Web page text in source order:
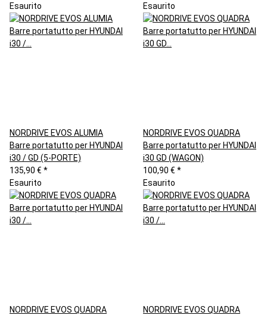
Esaurito
NORDRIVE EVOS ALUMIA
Barre portatutto per HYUNDAI
i30 / GD (5-PORTE)
135,90 € *
Esaurito
NORDRIVE EVOS QUADRA
Barre portatutto per HYUNDAI
i30 GD (WAGON)
100,90 € *
Esaurito
NORDRIVE EVOS QUADRA
Esaurito
NORDRIVE EVOS QUADRA